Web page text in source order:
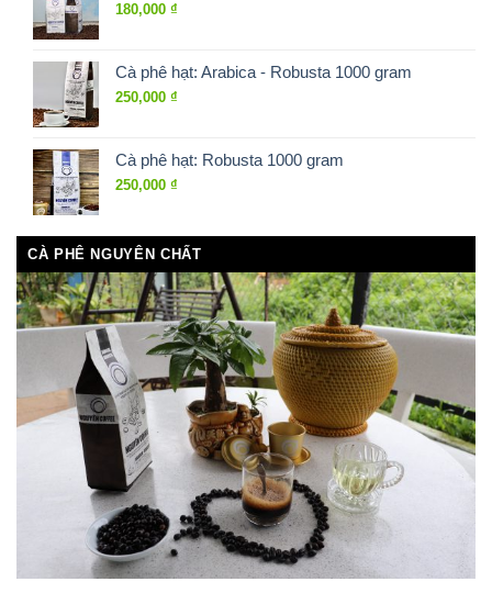
180,000 ₫
Cà phê hạt: Arabica - Robusta 1000 gram
250,000 ₫
Cà phê hạt: Robusta 1000 gram
250,000 ₫
CÀ PHÊ NGUYÊN CHẤT